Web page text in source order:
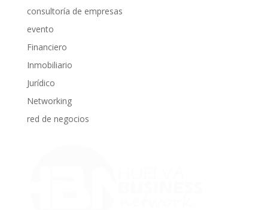
consultoría de empresas
evento
Financiero
Inmobiliario
Jurídico
Networking
red de negocios